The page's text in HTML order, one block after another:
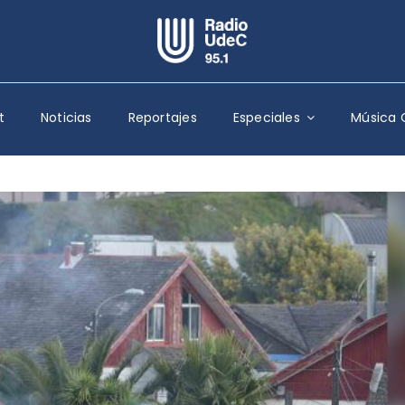
Escuchar Radio UdeC en vivo
Quiénes Somos
Programación
Podcast
Noticias
Reportajes
Columnas
Música Clásica
Especiales
Noticias Reportajes Especiales Música